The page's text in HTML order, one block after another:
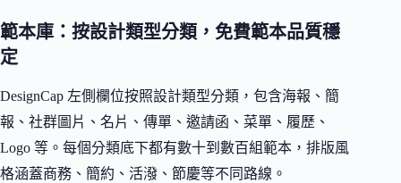
範本庫：按設計類型分類，免費範本品質穩
定
DesignCap 左側欄位按照設計類型分類，包含海報、簡
報、社群圖片、名片、傳單、邀請函、菜單、履歷、
Logo 等。每個分類底下都有數十到數百組範本，排版風
格涵蓋商務、簡約、活潑、節慶等不同路線。